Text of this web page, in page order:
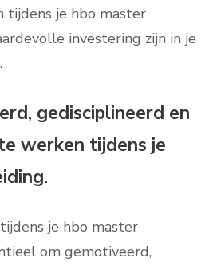
tijdens je hbo master
investering zijn in je
gedisciplineerd en
werken tijdens je
je hbo master
om gemotiveerd,